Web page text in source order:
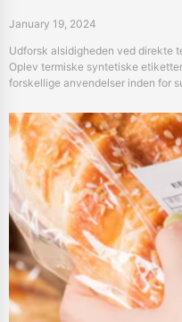
January 19, 2024
Udforsk alsidigheden ved direkte
Oplev termiske syntetiske
forskellige anvendelser inden for